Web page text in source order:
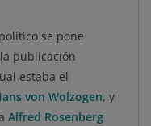
se pone
publicación
estaba el
von Wolzogen, y
Alfred Rosenberg